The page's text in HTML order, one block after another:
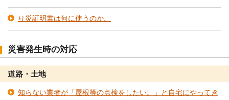
り災証明書は何に使うのか。
災害発生時の対応
道路・土地
知らない業者が「屋根等の点検をしたい。」と自宅にやってき